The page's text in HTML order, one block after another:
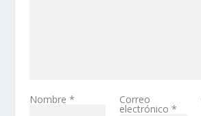
Nombre * Correo
electrónico *